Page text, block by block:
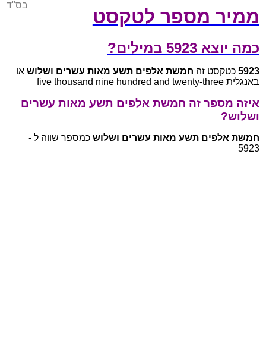
ממיר מספר לטקסט
בס"ד
כמה יוצא 5923 במילים?
5923 כטקסט זה חמשת אלפים תשע מאות עשרים ושלוש או
באנגלית five thousand nine hundred and twenty-three
איזה מספר זה חמשת אלפים תשע מאות עשרים
ושלוש?
חמשת אלפים תשע מאות עשרים ושלוש כמספר שווה ל -
5923